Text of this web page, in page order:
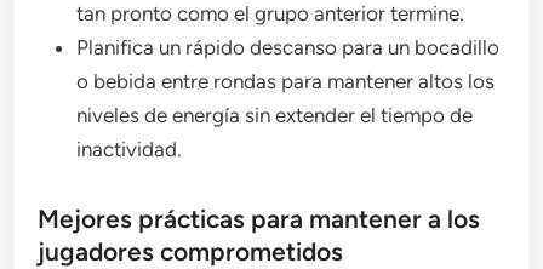
tan pronto como el grupo anterior termine.
Planifica un rápido descanso para un bocadillo
o bebida entre rondas para mantener altos los
niveles de energía sin extender el tiempo de
inactividad.
Mejores prácticas para mantener a los
jugadores comprometidos